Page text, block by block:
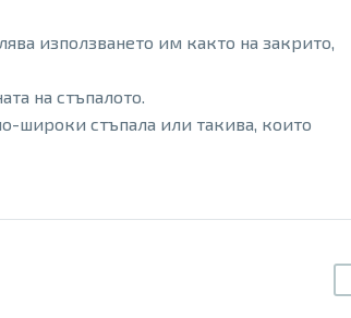
използването им както на закрито,
на стъпалото.
широки стъпала или такива, които